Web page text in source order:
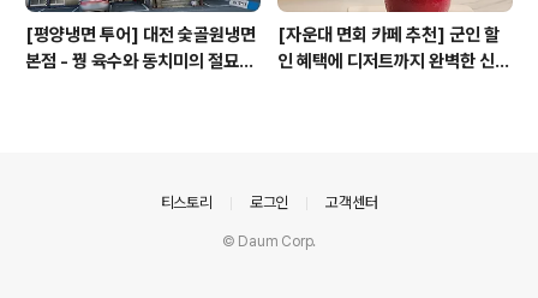
[평양냉면 투어] 대전 숯골원냉면
본점 - 꿩 육수와 동치미의 절묘한
[자운대 면회 카페 추천] 군인 할
인 혜택에 디저트까지 완벽한 신성
티스토리 로그인 고객센터
© Daum Corp.